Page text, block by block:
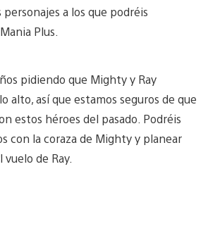
personajes a los que podréis
Plus.
pidiendo que Mighty y Ray
alto, así que estamos seguros de que
estos héroes del pasado. Podréis
con la coraza de Mighty y planear
de Ray.